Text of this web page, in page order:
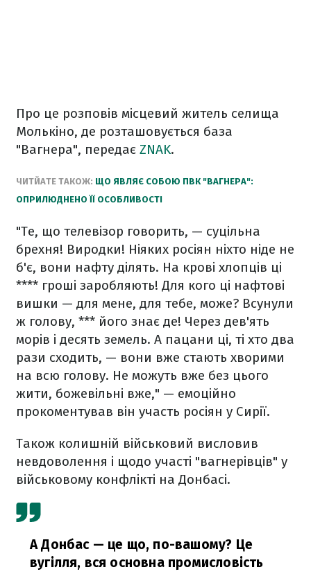
Про це розповів місцевий житель селища
Молькіно, де розташовується база
"Вагнера", передає ZNAK.
ЧИТЙАТЕ ТАКОЖ: ЩО ЯВЛЯЄ СОБОЮ ПВК "ВАГНЕРА":
ОПРИЛЮДНЕНО ЇЇ ОСОБЛИВОСТІ
"Те, що телевізор говорить, — суцільна
брехня! Виродки! Ніяких росіян ніхто ніде не
б'є, вони нафту ділять. На крові хлопців ці
**** гроші заробляють! Для кого ці нафтові
вишки — для мене, для тебе, може? Всунули
ж голову, *** його знає де! Через дев'ять
морів і десять земель. А пацани ці, ті хто два
рази сходить, — вони вже стають хворими
на всю голову. Не можуть вже без цього
жити, божевільні вже," — емоційно
прокоментував він участь росіян у Сирії.
Також колишній військовий висловив
невдоволення і щодо участі "вагнерівців" у
військовому конфлікті на Донбасі.
А Донбас — це що, по-вашому? Це
вугілля, вся основна промисловість